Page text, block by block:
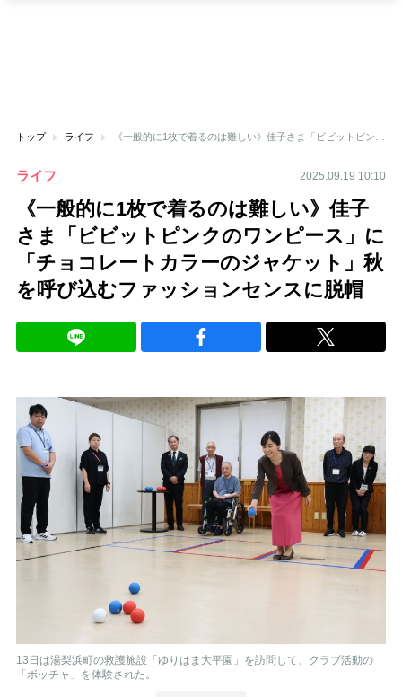
トップ ライフ
ライフ 2025.09.19 10:10
《一般的に1枚で着るのは難しい》佳子
さま「ビビットピンクのワンピース」に
「チョコレートカラーのジャケット」秋
を呼び込むファッションセンスに脱帽
13日は湯梨浜町の救護施設「ゆりはま大平園」を訪問して、クラブ活動の
「ボッチャ」を体験された。